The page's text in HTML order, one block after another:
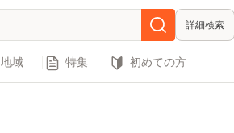
詳細検索
地域 特集 初めての方